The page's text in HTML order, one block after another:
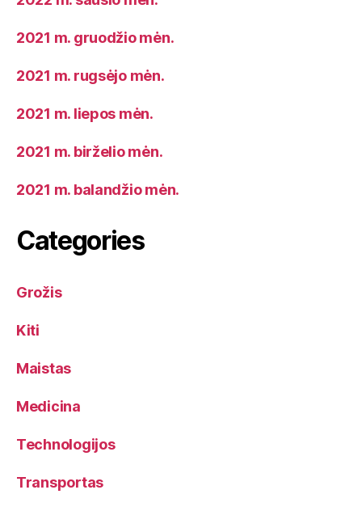
2021 m. gruodžio mėn.
2021 m. rugsėjo mėn.
2021 m. liepos mėn.
2021 m. birželio mėn.
2021 m. balandžio mėn.
Categories
Grožis
Kiti
Maistas
Medicina
Technologijos
Transportas